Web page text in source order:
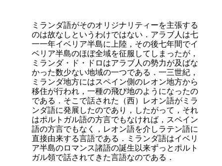
ミランダ語がそのオリジナリティーを主張する
のは故なしというわけではない．アラブ人は七
一一年イベリア半島に上陸，その後七年間でイ
ベリア半島のほぼ全域を征服してしまったが，
ミランダ・ド・ドロはアラブ人の勢力が及ばな
かった数少ない地域の一つである．一三世紀，
ミランダ地方にはスペイン側のレオン地方から
移住が行われ，一種の飛び地のようになったの
である．そこで話された（西）レオン語がミラ
ンダ語に発展したのであり，したがって，それ
はポルトガル語の方言でもなければ，スペイン
語の方言でもなく，レオン語を介しラテン語に
直接由来する言語である．ミランダ語はイベリ
ア半島のロマンス諸語の誕生以来ずっとポルト
ガル領で話されてきた言語なのである．